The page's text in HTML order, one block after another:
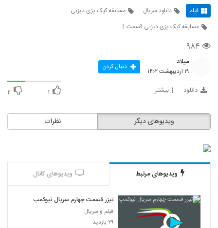
فیلم دانلود سریال
مسابقه کیک پزی دیزنی
مسابقه کیک پزی دیزنی قسمت 1
۹۸۴
میلاد
۱۹ اردیبهشت ۱۴۰۲ دنبال کردن
دانلود بیشتر ۱ ۲
نظرات ویدیوهای دیگر
ویدیوهای مرتبط ویدیوهای کانال
تیزر قسمت چهارم سریال نیوکمپ
فیلم و سریال
۲۹ بازدید